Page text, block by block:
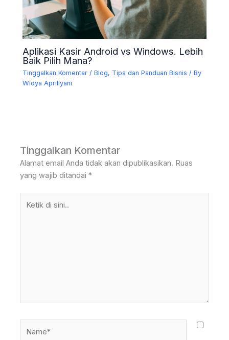
Aplikasi Kasir Android vs Windows. Lebih
Baik Pilih Mana?
Tinggalkan Komentar /Blog, Tips dan Panduan Bisnis / By
Widya Apriliyani
Tinggalkan Komentar
Alamat email Anda tidak akan dipublikasikan. Ruas
yang wajib ditandai*